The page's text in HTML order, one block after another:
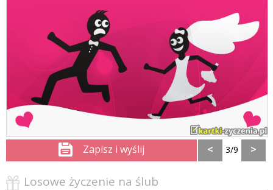
Zapisz i wyślij < 3/9 >
Losowe życzenie na ślub